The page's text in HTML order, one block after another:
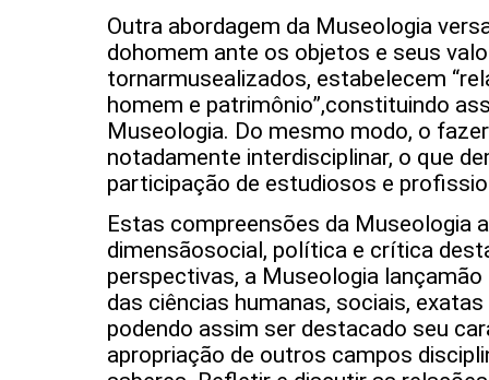
Outra abordagem da Museologia
dohomem ante os objetos e seus
tornarmusealizados, estabelecem
homem e patrimônio”,constituindo
Museologia. Do mesmo modo, o
notadamente interdisciplinar, o que
participação de estudiosos e
Estas compreensões da Museologia
dimensãosocial, política e crítica
perspectivas, a Museologia
das ciências humanas, sociais,
podendo assim ser destacado seu
apropriação de outros campos